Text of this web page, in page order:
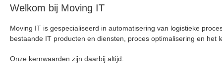
Welkom bij Moving IT
Moving IT is gespecialiseerd in automatisering van logistieke
bestaande IT producten en diensten, proces optimalisering en het
Onze kernwaarden zijn daarbij altijd: